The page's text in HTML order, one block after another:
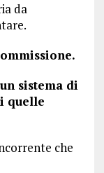
da
sistema di
quelle
che